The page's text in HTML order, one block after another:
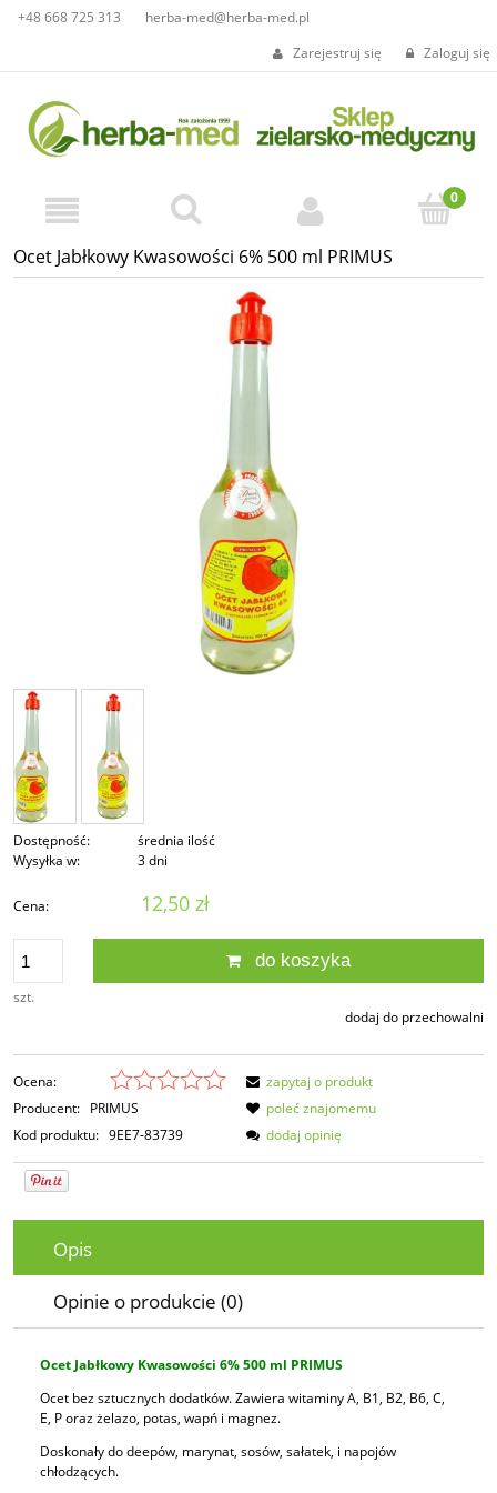
+48 668 725 313
herba-med@herba-med.pl
Zarejestruj się
Zaloguj się
Ocet Jabłkowy Kwasowości 6% 500 ml PRIMUS
Dostępność:
średnia ilość
Wysyłka w:
3 dni
Cena: 12,50 zł
szt.
do koszyka
dodaj do przechowalni
Ocena:
Producent: PRIMUS
Kod produktu: 9EE7-83739
zapytaj o produkt
poleć znajomemu
dodaj opinię
Opis
Opinie o produkcie (0)
Ocet Jabłkowy Kwasowości 6% 500 ml PRIMUS
Ocet bez sztucznych dodatków. Zawiera witaminy A, B1, B2, B6, C,
E, P oraz żelazo, potas, wapń i magnez.
Doskonały do deepów, marynat, sosów, sałatek, i napojów
chłodzących.